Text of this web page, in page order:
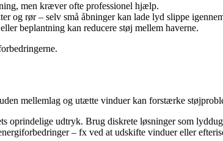
men kræver ofte professionel hjælp.
og rør – selv små åbninger kan lade lyd slippe
beplantning kan reducere støj mellem haverne.
mellemlag og utætte vinduer kan forstærke
oprindelige udtryk. Brug diskrete løsninger som
– fx ved at udskifte vinduer eller